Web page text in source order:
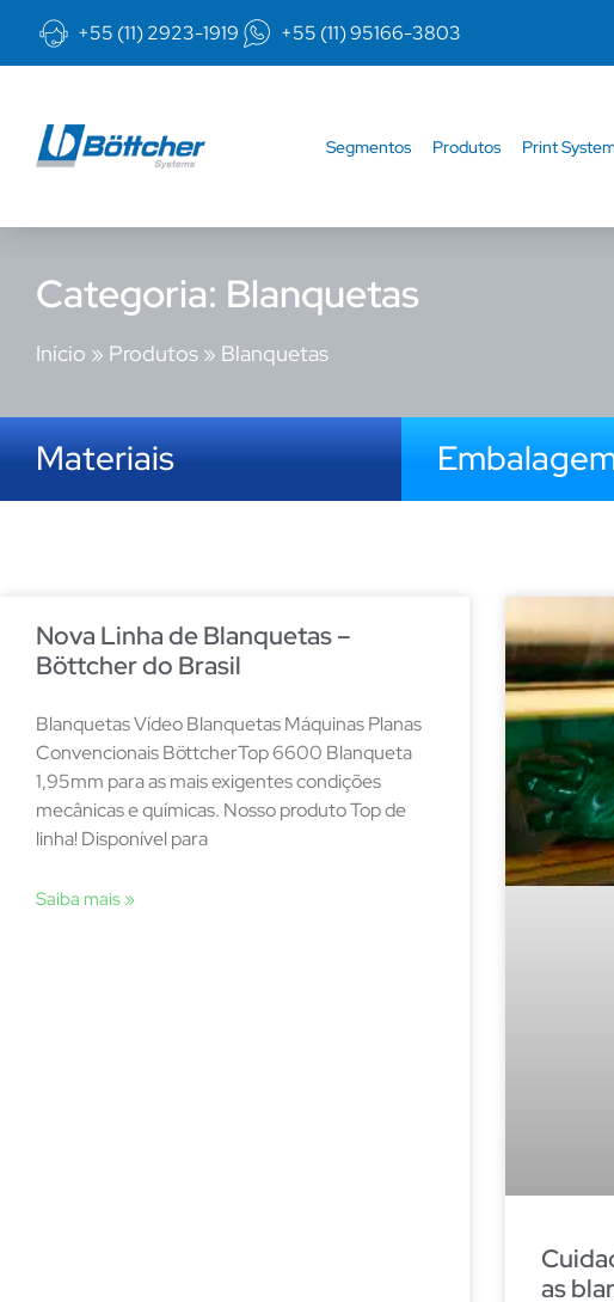
+55 (11) 2923-1919 +55 (11) 95166-3803
Segmentos Produtos Print
Categoria: Blanquetas
Início » Produtos » Blanquetas
Materiais
Nova Linha de Blanquetas –
Böttcher do Brasil
Blanquetas Vídeo Blanquetas Máquinas Planas
Convencionais BöttcherTop 6600 Blanqueta
1,95mm para as mais exigentes condições
mecânicas e químicas. Nosso produto Top de
linha! Disponível para
Saiba mais »
as